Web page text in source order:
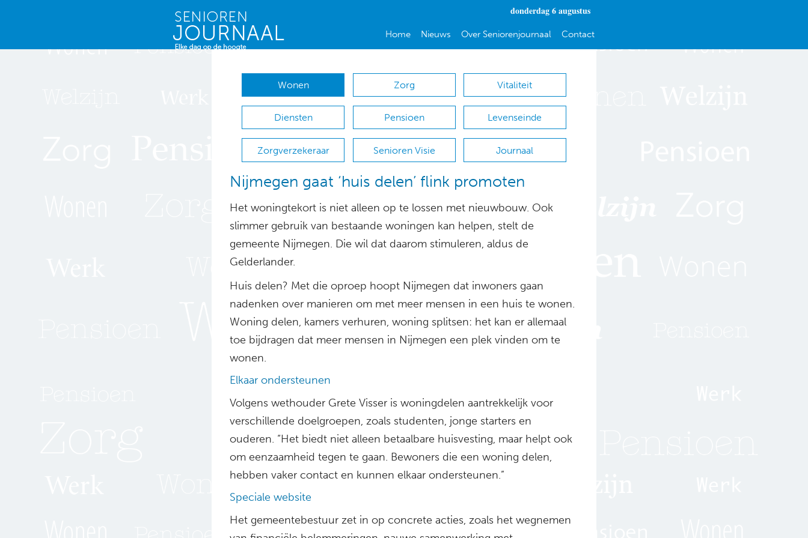
donderdag 6 augustus
Home Nieuws Over Seniorenjournaal Contact
Wonen Zorg Vitaliteit
Diensten Pensioen Levenseinde
Zorgverzekeraar Senioren Visie Journaal
Nijmegen gaat ‘huis delen’ flink promoten
Het woningtekort is niet alleen op te lossen met nieuwbouw. Ook
slimmer gebruik van bestaande woningen kan helpen, stelt de
gemeente Nijmegen. Die wil dat daarom stimuleren, aldus de
Gelderlander.
Huis delen? Met die oproep hoopt Nijmegen dat inwoners gaan
nadenken over manieren om met meer mensen in een huis te wonen.
Woning delen, kamers verhuren, woning splitsen: het kan er allemaal
toe bijdragen dat meer mensen in Nijmegen een plek vinden om te
wonen.
Elkaar ondersteunen
Volgens wethouder Grete Visser is woningdelen aantrekkelijk voor
verschillende doelgroepen, zoals studenten, jonge starters en
ouderen. “Het biedt niet alleen betaalbare huisvesting, maar helpt ook
om eenzaamheid tegen te gaan. Bewoners die een woning delen,
hebben vaker contact en kunnen elkaar ondersteunen.”
Speciale website
Het gemeentebestuur zet in op concrete acties, zoals het wegnemen